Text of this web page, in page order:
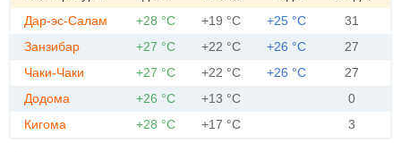
Дар-эс-Салам
+28 °С +19 °С +25 °С
31
Занзибар
+27 °С +22 °С +26 °С
27
Чаки-Чаки
+27 °С +22 °С +26 °С
27
Додома
+26 °С +13 °С
0
Кигома
+28 °С +17 °С 3